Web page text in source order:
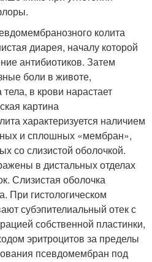
колита
диарея, началу которой
антибиотиков. Затем
боли в животе,
в крови нарастает
картина
характеризуется наличием
и сплошных «мембран»,
со слизистой оболочкой.
в дистальных отделах
Слизистая оболочка
При гистологическом
субэпителиальный отек с
собственной пластинки,
эритроцитов за пределы
псевдомембран под